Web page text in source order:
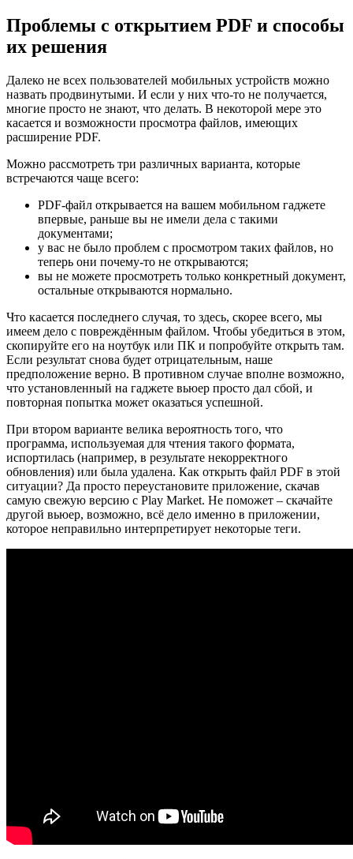
Проблемы с открытием PDF и способы
их решения
Далеко не всех пользователей мобильных устройств можно
назвать продвинутыми. И если у них что-то не получается,
многие просто не знают, что делать. В некоторой мере это
касается и возможности просмотра файлов, имеющих
расширение PDF.
Можно рассмотреть три различных варианта, которые
встречаются чаще всего:
PDF-файл открывается на вашем мобильном гаджете
впервые, раньше вы не имели дела с такими
документами;
у вас не было проблем с просмотром таких файлов, но
теперь они почему-то не открываются;
вы не можете просмотреть только конкретный документ,
остальные открываются нормально.
Что касается последнего случая, то здесь, скорее всего, мы
имеем дело с повреждённым файлом. Чтобы убедиться в этом,
скопируйте его на ноутбук или ПК и попробуйте открыть там.
Если результат снова будет отрицательным, наше
предположение верно. В противном случае вполне возможно,
что установленный на гаджете вьюер просто дал сбой, и
повторная попытка может оказаться успешной.
При втором варианте велика вероятность того, что
программа, используемая для чтения такого формата,
испортилась (например, в результате некорректного
обновления) или была удалена. Как открыть файл PDF в этой
ситуации? Да просто переустановите приложение, скачав
самую свежую версию с Play Market. Не поможет – скачайте
другой вьюер, возможно, всё дело именно в приложении,
которое неправильно интерпретирует некоторые теги.